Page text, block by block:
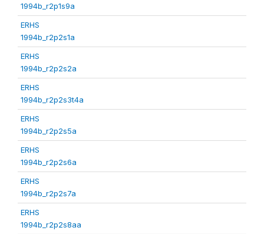
1994b_r2p1s9a
ERHS
1994b_r2p2s1a
ERHS
1994b_r2p2s2a
ERHS
1994b_r2p2s3t4a
ERHS
1994b_r2p2s5a
ERHS
1994b_r2p2s6a
ERHS
1994b_r2p2s7a
ERHS
1994b_r2p2s8aa